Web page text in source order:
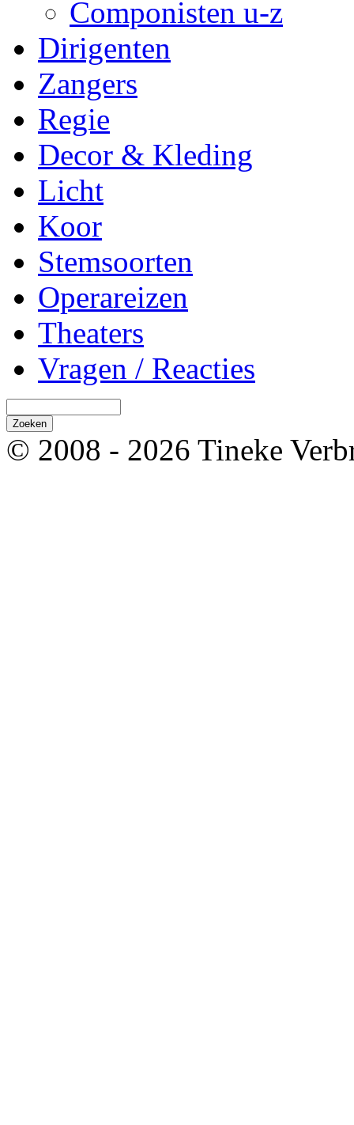
Componisten u-z
Dirigenten
Zangers
Regie
Decor & Kleding
Licht
Koor
Stemsoorten
Operareizen
Theaters
Vragen / Reacties
© 2008 - 2026 Tineke